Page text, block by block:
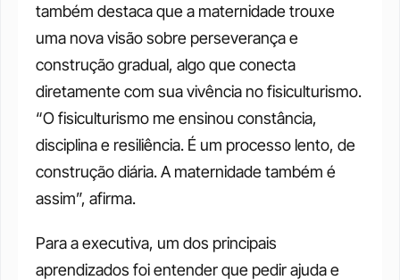
também destaca que a maternidade trouxe
uma nova visão sobre perseverança e
construção gradual, algo que conecta
diretamente com sua vivência no fisiculturismo.
“O fisiculturismo me ensinou constância,
disciplina e resiliência. É um processo lento, de
construção diária. A maternidade também é
assim”, afirma.
Para a executiva, um dos principais
aprendizados foi entender que pedir ajuda e